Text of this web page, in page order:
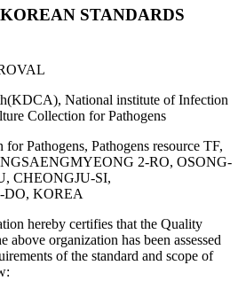
STANDARDS
National institute of Infection
Collection for Pathogens
Pathogens, Pathogens resource TF,
2-RO, OSONG-
CHEONGJU-SI,
KOREA
hereby certifies that the Quality
above organization has been assessed
of the standard and scope of